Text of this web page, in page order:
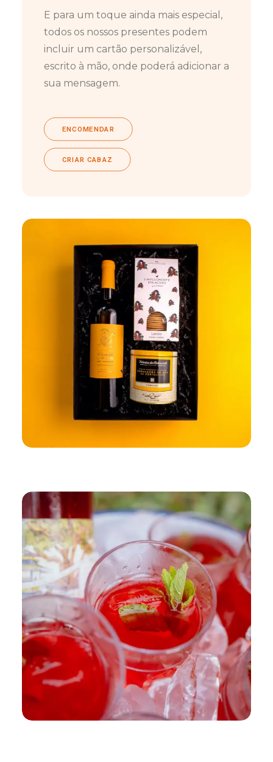
E para um toque ainda mais especial,
todos os nossos presentes podem
incluir um cartão personalizável,
escrito à mão, onde poderá adicionar a
sua mensagem.
ENCOMENDAR
CRIAR CABAZ